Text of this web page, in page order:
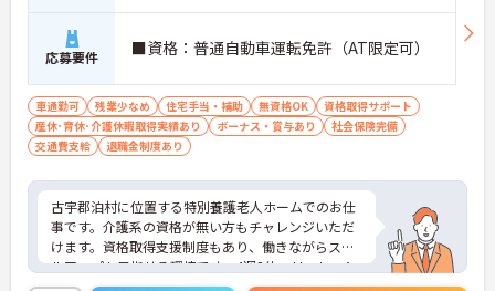
応募要件 ■資格：普通自動車運転免許（AT限定可）
車通勤可 残業少なめ 住宅手当・補助 無資格OK
資格取得サポート
産休･育休･介護休暇取得実績あり
ボーナス・賞与あり
社会保険完備
交通費支給
退職金制度あり
古宇郡泊村に位置する特別養護老人ホームでのお仕
事です。介護系の資格が無い方もチャレンジいただ
けます。資格取得支援制度もあり、働きながらスキ
ルアップも目指せる環境です。4週8休、リフレッシ
ュ休暇もあり、メリハリのある勤務が可能です。ご